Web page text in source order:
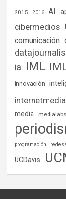
2015 2016 AI
cibermedios
comunicación
ia IML
innovación
media medialabs
programación
UCDavis